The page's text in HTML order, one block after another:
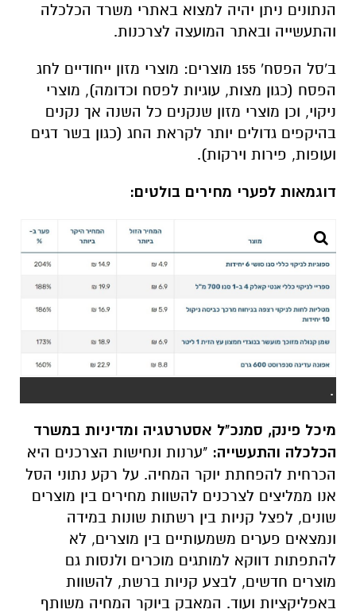
הנתונים ניתן יהיה למצוא באתרי משרד הכלכלה
והתעשייה ובאתר המועצה לצרכנות.
ב'סל הפסח' 155 מוצרים: מוצרי מזון ייחודיים לחג
הפסח (כגון מצות, עוגיות לפסח וכדומה), מוצרי
ניקוי, וכן מוצרי מזון שנקנים כל השנה אך נקנים
בהיקפים גדולים יותר לקראת החג (כגון בשר דגים
ועופות, פירות וירקות).
דוגמאות לפערי מחירים בולטים:
.
מיכל פינק, סמנכ"ל אסטרטגיה ומדיניות במשרד
הכלכלה והתעשייה: "ערנות ונחישות הצרכנים היא
הכרחית להפחתת יוקר המחיה. על רקע נתוני הסל
אנו ממליצים לצרכנים להשוות מחירים בין מוצרים
שונים, לפצל קניות בין רשתות שונות במידה
ונמצאים פערים משמעותיים בין מוצרים, לא
להתפתות דווקא למותגים מוכרים ולנסות גם
מוצרים חדשים, לבצע קניות ברשת, להשוות
באפליקציות ועוד. המאבק ביוקר המחיה משותף